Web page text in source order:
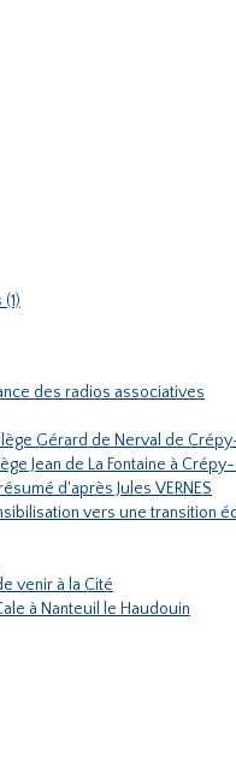
des radios associatives
Gérard de Nerval de
Jean de La Fontaine à
d'après Jules VERNES
vers une transition
venir à la Cité
à Nanteuil le Haudouin